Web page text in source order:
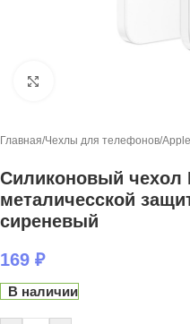
Главная/Чехлы для телефонов/Apple
Силиконовый чехол
металичесской
сиреневый
169 ₽
В наличии